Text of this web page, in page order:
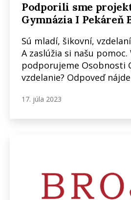
Podporili sme
Gymnázia I Pekáreň
Sú mladí, šikovní,
A zaslúžia si našu
podporujeme Osobnosti
vzdelanie? Odpoveď
17. júla 2023